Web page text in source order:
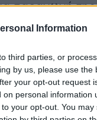
Information
third parties, or
by us, please use the
your opt-out request
personal information
your opt-out. You
παραγωγή
παραγωγούς